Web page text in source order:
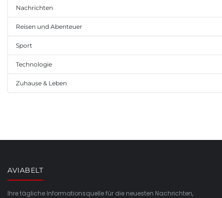
Nachrichten
Reisen und Abenteuer
Sport
Technologie
Zuhause & Leben
AVIABELT
Ihre tägliche Informationsquelle für die neuesten Nachrichten,